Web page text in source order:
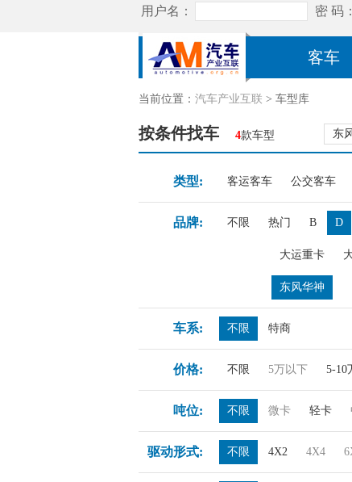
客车
当前位置： 汽车产业互联 > 车型库
按条件找车 4款车型 东
类型: 客运客车 公交客车
品牌: 不限 热门 B D
大运重卡
东风华神
车系: 不限 特商
价格: 不限 5万以下 5-10
吨位: 不限 微卡 轻卡
驱动形式: 不限 4X2 4X4